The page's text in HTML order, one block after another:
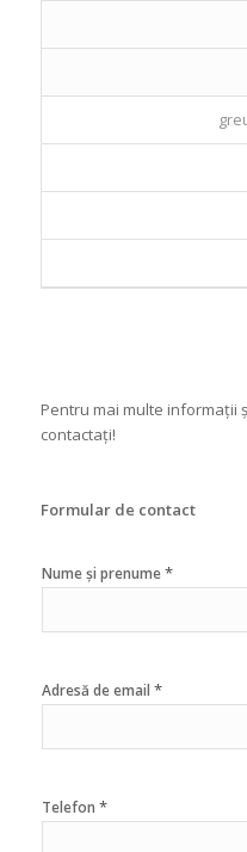
Pentru mai multe informații
contactați!
Formular de contact
Nume și prenume*
Adresă de email *
Telefon *